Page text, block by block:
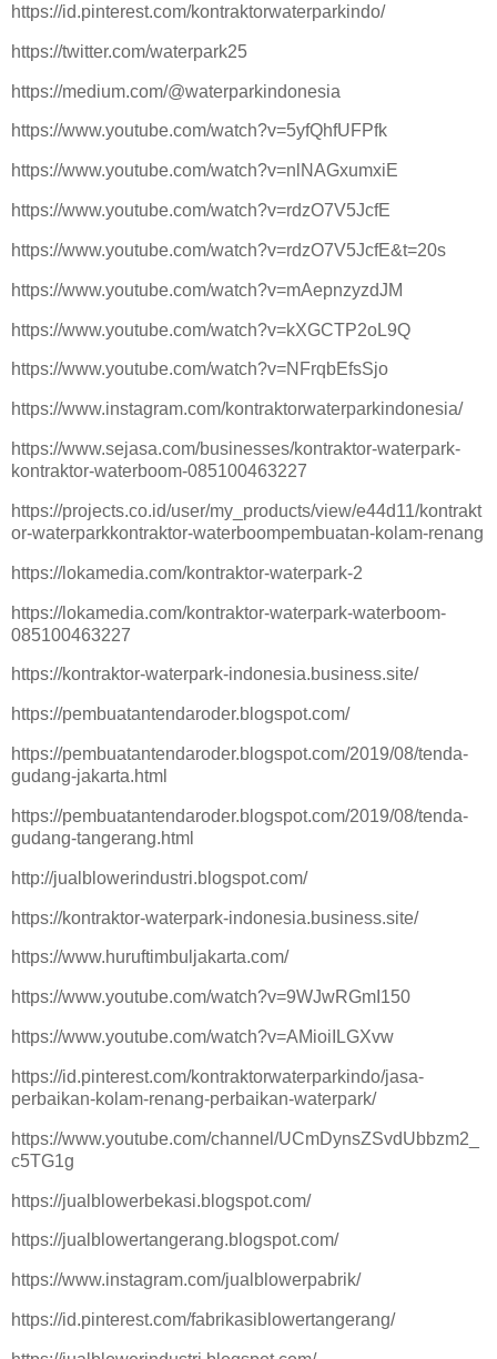
https://id.pinterest.com/kontraktorwaterparkindo/
https://twitter.com/waterpark25
https://medium.com/@waterparkindonesia
https://www.youtube.com/watch?v=5yfQhfUFPfk
https://www.youtube.com/watch?v=nlNAGxumxiE
https://www.youtube.com/watch?v=rdzO7V5JcfE
https://www.youtube.com/watch?v=rdzO7V5JcfE&t=20s
https://www.youtube.com/watch?v=mAepnzyzdJM
https://www.youtube.com/watch?v=kXGCTP2oL9Q
https://www.youtube.com/watch?v=NFrqbEfsSjo
https://www.instagram.com/kontraktorwaterparkindonesia/
https://www.sejasa.com/businesses/kontraktor-waterpark-
kontraktor-waterboom-085100463227
https://projects.co.id/user/my_products/view/e44d11/kontrakt
or-waterparkkontraktor-waterboompembuatan-kolam-renang
https://lokamedia.com/kontraktor-waterpark-2
https://lokamedia.com/kontraktor-waterpark-waterboom-
085100463227
https://kontraktor-waterpark-indonesia.business.site/
https://pembuatantendaroder.blogspot.com/
https://pembuatantendaroder.blogspot.com/2019/08/tenda-
gudang-jakarta.html
https://pembuatantendaroder.blogspot.com/2019/08/tenda-
gudang-tangerang.html
http://jualblowerindustri.blogspot.com/
https://kontraktor-waterpark-indonesia.business.site/
https://www.huruftimbuljakarta.com/
https://www.youtube.com/watch?v=9WJwRGmI150
https://www.youtube.com/watch?v=AMioiILGXvw
https://id.pinterest.com/kontraktorwaterparkindo/jasa-
perbaikan-kolam-renang-perbaikan-waterpark/
https://www.youtube.com/channel/UCmDynsZSvdUbbzm2_
c5TG1g
https://jualblowerbekasi.blogspot.com/
https://jualblowertangerang.blogspot.com/
https://www.instagram.com/jualblowerpabrik/
https://id.pinterest.com/fabrikasiblowertangerang/